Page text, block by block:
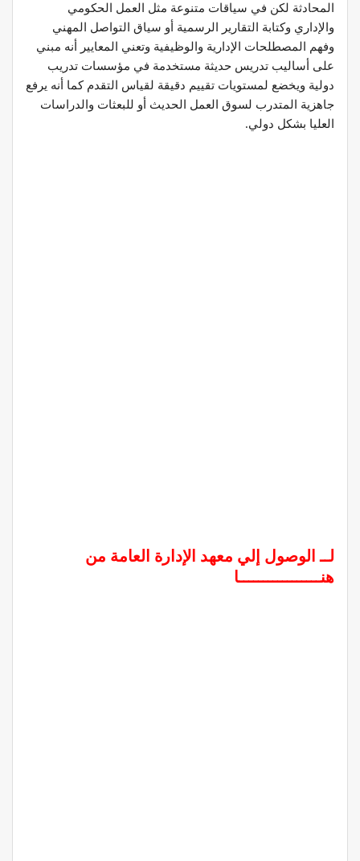
المحادثة لكن في سياقات متنوعة مثل العمل الحكومي
والإداري وكتابة التقارير الرسمية أو سياق التواصل المهني
وفهم المصطلحات الإدارية والوظيفية وتعني المعايير أنه مبني
على أساليب تدريس حديثة مستخدمة في مؤسسات تدريب
دولية ويخضع لمستويات تقييم دقيقة لقياس التقدم كما أنه يرفع
جاهزية المتدرب لسوق العمل الحديث أو للبعثات والدراسات
العليا بشكل دولي.
لــ الوصول إلي معهد الإدارة العامة من
هنـــــــــــــــــا